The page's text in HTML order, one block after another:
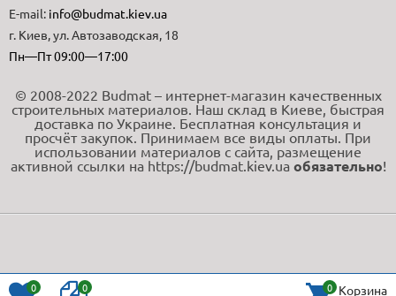
E-mail: info@budmat.kiev.ua
г. Киев, ул. Автозаводская, 18
Пн—Пт 09:00—17:00
© 2008-2022 Budmat – интернет-магазин качественных
строительных материалов. Наш склад в Киеве, быстрая
доставка по Украине. Бесплатная консультация и
просчёт закупок. Принимаем все виды оплаты. При
использовании материалов с сайта, размещение
активной ссылки на https://budmat.kiev.ua обязательно!
0 0 0 Корзина